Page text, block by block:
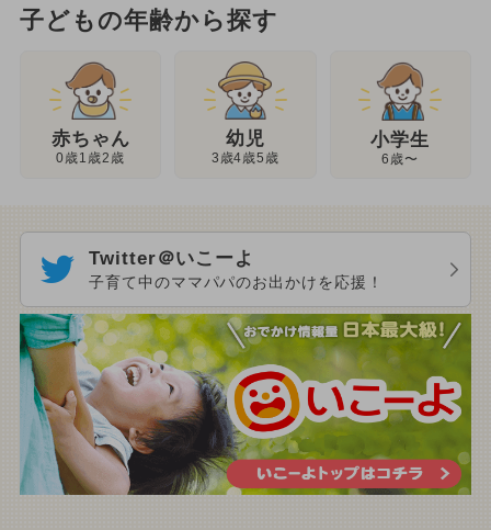
子どもの年齢から探す
赤ちゃん
0歳1歳2歳
幼児
3歳4歳5歳
小学生
6歳〜
Twitter＠いこーよ
子育て中のママパパのお出かけを応援！